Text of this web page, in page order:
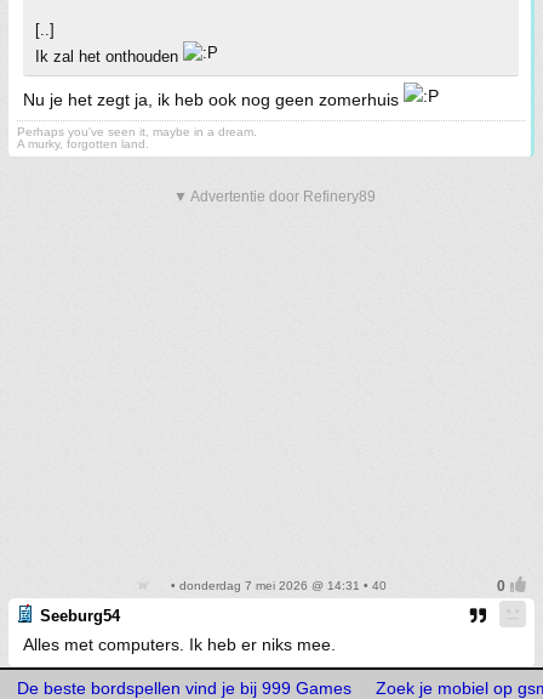
[..]
Ik zal het onthouden
Nu je het zegt ja, ik heb ook nog geen zomerhuis
Perhaps you've seen it, maybe in a dream.
A murky, forgotten land.
▼ Advertentie door Refinery89
• donderdag 7 mei 2026 @ 14:31 • 40
Seeburg54
Alles met computers. Ik heb er niks mee.
De beste bordspellen vind je bij 999 Games Zoek je mobiel op